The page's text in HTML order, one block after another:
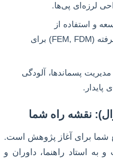
لرزه‌ای پی‌ها.
و استفاده از
مدل‌سازی‌های عددی پیشرفته (FEM, FDM) برای
مدیریت پسماندها، آلودگی
پایدار.
نقشه راه شما
شما برای آغاز پژوهش است.
استاد راهنما، داوران و